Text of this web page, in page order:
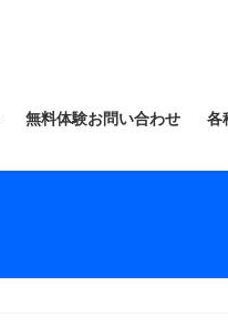
無料体験お問い合わせ 各